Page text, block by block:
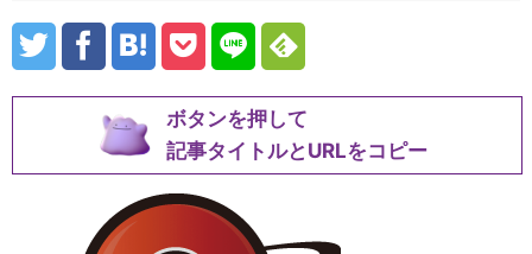
ボタンを押して
記事タイトルとURLをコピー